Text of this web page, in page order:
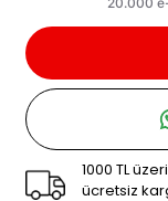
1000 TL üzeri
ücretsiz